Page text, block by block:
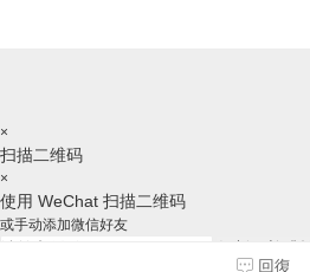
回復
×
扫描二维码
×
使用 WeChat 扫描二维码
或手动添加微信好友